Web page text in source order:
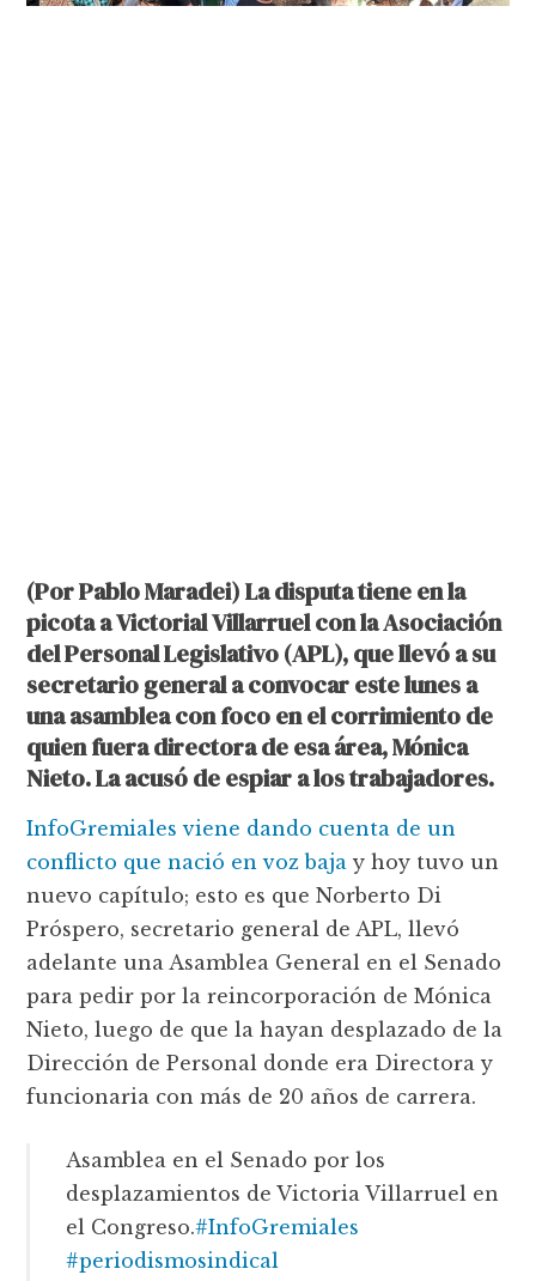
(Por Pablo Maradei) La disputa tiene en la
picota a Victorial Villarruel con la Asociación
del Personal Legislativo (APL), que llevó a su
secretario general a convocar este lunes a
una asamblea con foco en el corrimiento de
quien fuera directora de esa área, Mónica
Nieto. La acusó de espiar a los trabajadores.
InfoGremiales viene dando cuenta de un
conflicto que nació en voz baja y hoy tuvo un
nuevo capítulo; esto es que Norberto Di
Próspero, secretario general de APL, llevó
adelante una Asamblea General en el Senado
para pedir por la reincorporación de Mónica
Nieto, luego de que la hayan desplazado de la
Dirección de Personal donde era Directora y
funcionaria con más de 20 años de carrera.
Asamblea en el Senado por los
desplazamientos de Victoria Villarruel en
el Congreso.#InfoGremiales
#periodismosindical